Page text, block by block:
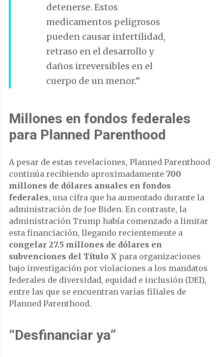
detenerse. Estos
medicamentos peligrosos
pueden causar infertilidad,
retraso en el desarrollo y
daños irreversibles en el
cuerpo de un menor.”
Millones en fondos federales
para Planned Parenthood
A pesar de estas revelaciones, Planned Parenthood
continúa recibiendo aproximadamente 700
millones de dólares anuales en fondos
federales, una cifra que ha aumentado durante la
administración de Joe Biden. En contraste, la
administración Trump había comenzado a limitar
esta financiación, llegando recientemente a
congelar 27.5 millones de dólares en
subvenciones del Título X para organizaciones
bajo investigación por violaciones a los mandatos
federales de diversidad, equidad e inclusión (DEI),
entre las que se encuentran varias filiales de
Planned Parenthood.
“Desfinanciar ya”